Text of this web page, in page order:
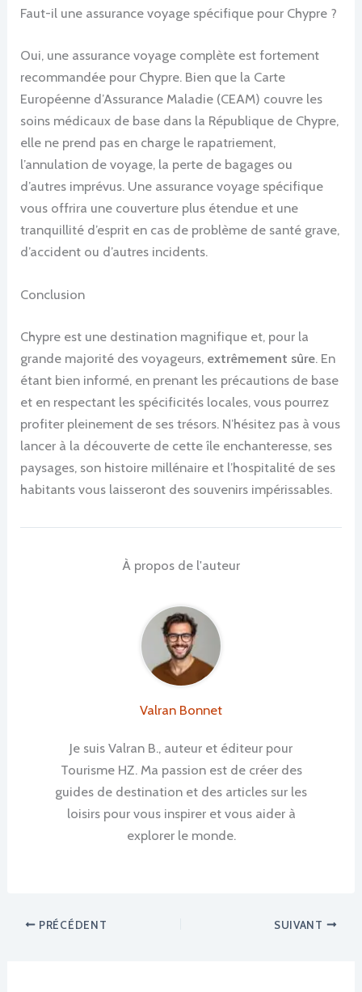
Faut-il une assurance voyage spécifique pour Chypre ?
Oui, une assurance voyage complète est fortement
recommandée pour Chypre. Bien que la Carte
Européenne d’Assurance Maladie (CEAM) couvre les
soins médicaux de base dans la République de Chypre,
elle ne prend pas en charge le rapatriement,
l’annulation de voyage, la perte de bagages ou
d’autres imprévus. Une assurance voyage spécifique
vous offrira une couverture plus étendue et une
tranquillité d’esprit en cas de problème de santé grave,
d’accident ou d’autres incidents.
Conclusion
Chypre est une destination magnifique et, pour la
grande majorité des voyageurs, extrêmement sûre. En
étant bien informé, en prenant les précautions de base
et en respectant les spécificités locales, vous pourrez
profiter pleinement de ses trésors. N’hésitez pas à vous
lancer à la découverte de cette île enchanteresse, ses
paysages, son histoire millénaire et l’hospitalité de ses
habitants vous laisseront des souvenirs impérissables.
À propos de l'auteur
Valran Bonnet
Je suis Valran B., auteur et éditeur pour
Tourisme HZ. Ma passion est de créer des
guides de destination et des articles sur les
loisirs pour vous inspirer et vous aider à
explorer le monde.
PRÉCÉDENT SUIVANT